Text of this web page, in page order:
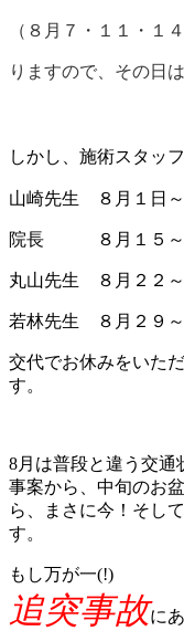
（８月７・１１・１
りますので、その日
しかし、施術スタッ
山崎先生 ８月１日～
院長 ８月１５～
丸山先生 ８月２２～
若林先生 ８月２９～
交代でお休みをいた
す。
8月は普段と違う交通
事案から、中旬のお
ら、まさに今！そし
す。
もし万が一(!)
追突事故に